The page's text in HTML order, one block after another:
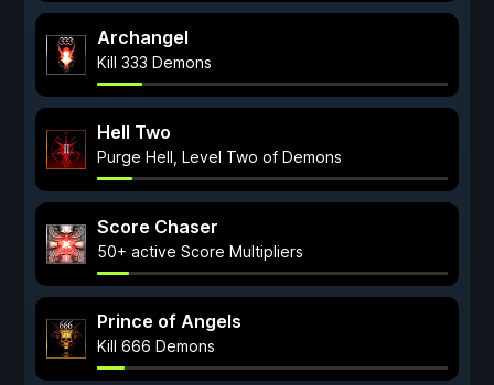
Archangel
Kill 333 Demons
Hell Two
Purge Hell, Level Two of Demons
Score Chaser
50+ active Score Multipliers
Prince of Angels
Kill 666 Demons